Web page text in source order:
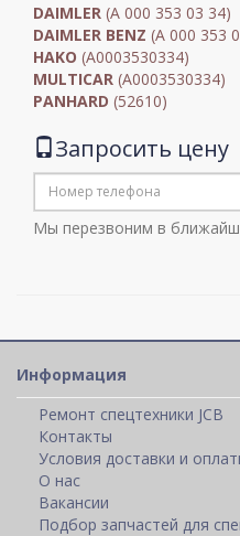
DAIMLER (A 000 353 03 34)
DAIMLER BENZ (A 000 353
HAKO (A0003530334)
MULTICAR (A0003530334)
PANHARD (52610)
Запросить цену
Мы перезвоним в
Информация
Ремонт спецтехники JCB
Контакты
Условия доставки и
О нас
Вакансии
Подбор запчастей для